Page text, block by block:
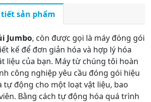
sản phẩm
Jumbo, còn được gọi là máy đóng gói
kế để đơn giản hóa và hợp lý hóa
liệu của bạn. Máy từ chúng tôi hoàn
công nghiệp yêu cầu đóng gói hiệu
tự động cho một loạt vật liệu, bao
Bằng cách tự động hóa quá trình